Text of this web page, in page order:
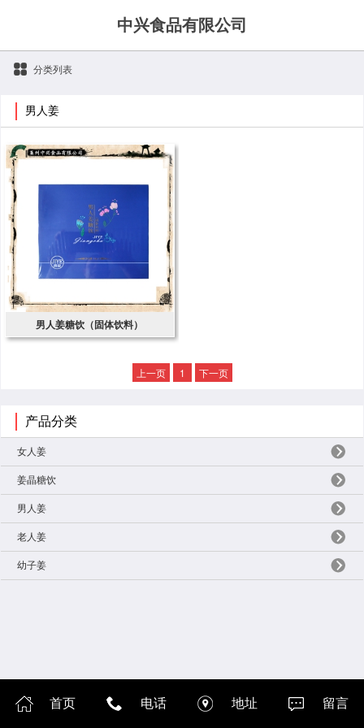
中兴食品有限公司
分类列表
男人姜
男人姜糖饮（固体饮料）
上一页 1 下一页
产品分类
女人姜
姜晶糖饮
男人姜
老人姜
幼子姜
首页 电话 地址 留言